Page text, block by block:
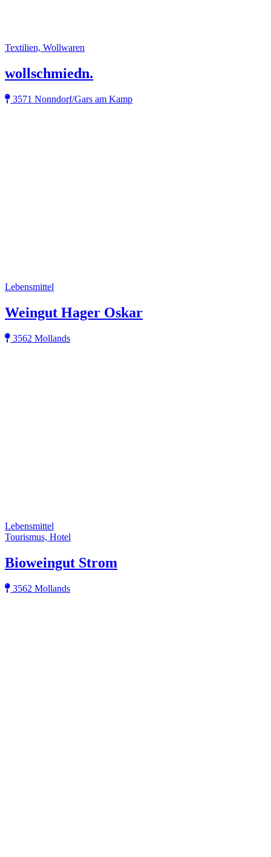
Textilien, Wollwaren
wollschmiedn.
3571 Nonndorf/Gars am Kamp
Lebensmittel
Weingut Hager Oskar
3562 Mollands
Lebensmittel
Tourismus, Hotel
Bioweingut Strom
3562 Mollands